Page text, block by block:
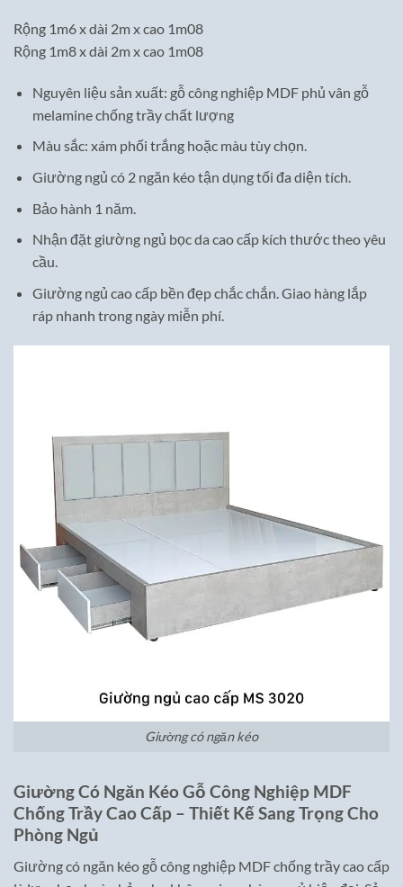
Rộng 1m6 x dài 2m x cao 1m08
Rộng 1m8 x dài 2m x cao 1m08
Nguyên liệu sản xuất: gỗ công nghiệp MDF phủ vân gỗ
melamine chống trầy chất lượng
Màu sắc: xám phối trắng hoặc màu tùy chọn.
Giường ngủ có 2 ngăn kéo tận dụng tối đa diện tích.
Bảo hành 1 năm.
Nhận đặt giường ngủ bọc da cao cấp kích thước theo yêu
cầu.
Giường ngủ cao cấp bền đẹp chắc chắn. Giao hàng lắp
ráp nhanh trong ngày miễn phí.
Giường có ngăn kéo
Giường Có Ngăn Kéo Gỗ Công Nghiệp MDF
Chống Trầy Cao Cấp – Thiết Kế Sang Trọng Cho
Phòng Ngủ
Giường có ngăn kéo gỗ công nghiệp MDF chống trầy cao cấp